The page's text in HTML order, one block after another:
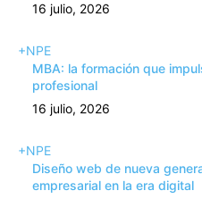
16 julio, 2026
+NPE
MBA: la formación que
profesional
16 julio, 2026
+NPE
Diseño web de nueva
empresarial en la era digital